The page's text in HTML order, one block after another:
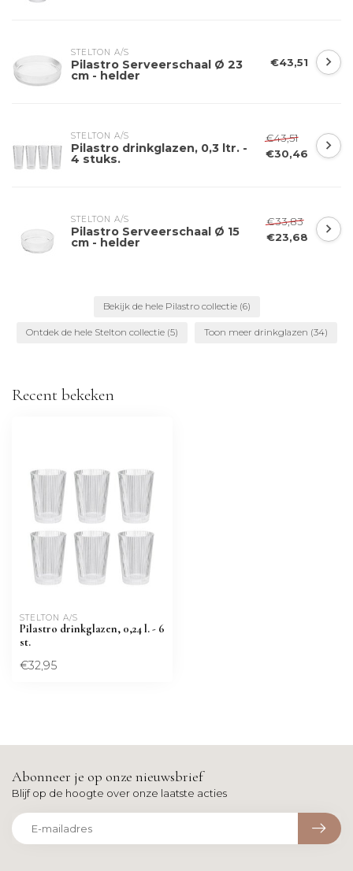
STELTON A/S
Pilastro Serveerschaal Ø 23
cm - helder
€43,51
STELTON A/S
Pilastro drinkglazen, 0,3 ltr. -
4 stuks.
€43,51
€30,46
STELTON A/S
Pilastro Serveerschaal Ø 15
cm - helder
€33,83
€23,68
Bekijk de hele Pilastro collectie (6)
Ontdek de hele Stelton collectie (5) Toon meer drinkglazen (34)
Recent bekeken
STELTON A/S
Pilastro drinkglazen, 0,24 l. - 6
st.
€32,95
Abonneer je op onze nieuwsbrief
Blijf op de hoogte over onze laatste acties